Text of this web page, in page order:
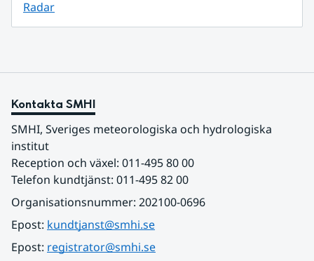
Radar
Kontakta SMHI
SMHI, Sveriges meteorologiska och hydrologiska
institut
Reception och växel: 011-495 80 00
Telefon kundtjänst: 011-495 82 00
Organisationsnummer: 202100-0696
Epost: kundtjanst@smhi.se
Epost: registrator@smhi.se